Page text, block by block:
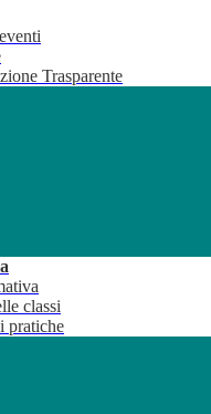
Trasparente
classi
pratiche